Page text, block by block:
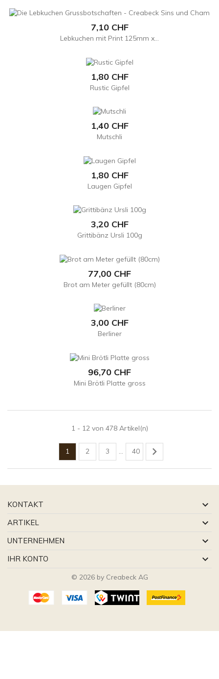
Preis
7,10 CHF
Lebkuchen mit Print 125mm x...
Preis
1,80 CHF
Rustic Gipfel
Preis
1,40 CHF
Mutschli
Preis
1,80 CHF
Laugen Gipfel
Preis
3,20 CHF
Grittibänz Ursli 100g
Preis
77,00 CHF
Brot am Meter gefüllt (80cm)
Preis
3,00 CHF
Berliner
Preis
96,70 CHF
Mini Brötli Platte gross
1 - 12 von 478 Artikel(n)
1 2 3 … 40 
KONTAKT 
ARTIKEL 
UNTERNEHMEN 
IHR KONTO 
© 2026 by Creabeck AG